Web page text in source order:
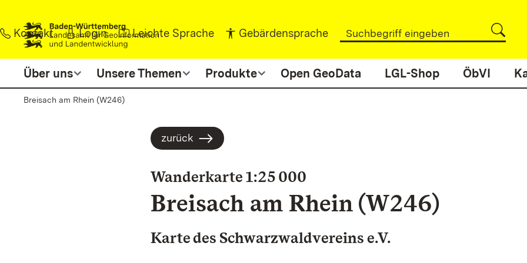
Kontakt Login Leichte Sprache Gebärdensprache
Über uns Unsere Themen Produkte Open GeoData LGL-Shop ÖbVI
Breisach am Rhein (W246)
zurück
Wanderkarte 1:25 000:
Breisach am Rhein (W246)
Karte des Schwarzwaldvereins e.V.